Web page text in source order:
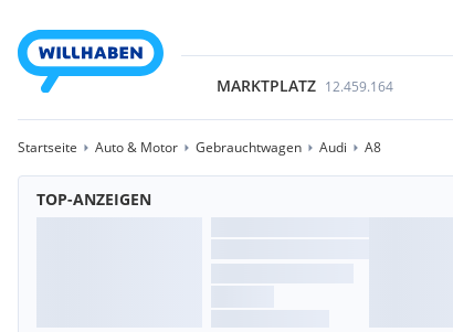
MARKTPLATZ 12.459.164
Startseite Auto & Motor Gebrauchtwagen Audi A8
TOP-ANZEIGEN